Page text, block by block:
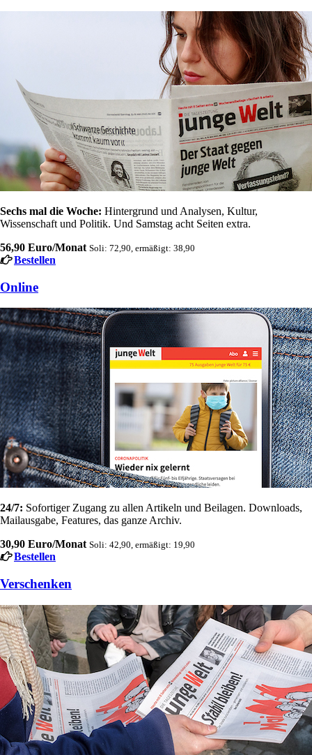
Sechs mal die Woche: Hintergrund und Analysen, Kultur,
Wissenschaft und Politik. Und Samstag acht Seiten extra.
56,90 Euro/Monat Soli: 72,90, ermäßigt: 38,90
Bestellen
Online
24/7: Sofortiger Zugang zu allen Artikeln und Beilagen. Downloads,
Mailausgabe, Features, das ganze Archiv.
30,90 Euro/Monat Soli: 42,90, ermäßigt: 19,90
Bestellen
Verschenken